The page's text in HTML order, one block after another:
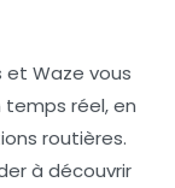
Waze vous
réel, en
routières.
à découvrir